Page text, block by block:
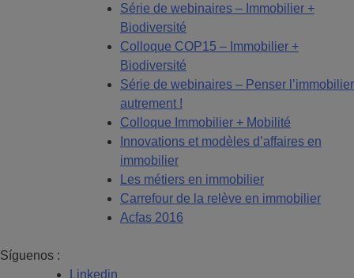
Série de webinaires – Immobilier +
Biodiversité
Colloque COP15 – Immobilier +
Biodiversité
Série de webinaires – Penser l’immobilier
autrement !
Colloque Immobilier + Mobilité
Innovations et modèles d’affaires en
immobilier
Les métiers en immobilier
Carrefour de la relève en immobilier
Acfas 2016
Síguenos :
Linkedin